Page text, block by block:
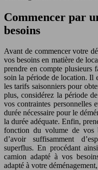
Commencer par
besoins
Avant de commencer votre
vos besoins en matière de
prendre en compte plusieurs
soin la période de location. Il
les tarifs saisonniers pour
plus, considérez la période
vos contraintes personnelles
durée nécessaire pour le
la durée adéquate. Enfin,
fonction du volume de vos
d’avoir suffisamment
superflus. En procédant
camion adapté à vos
adapté à votre